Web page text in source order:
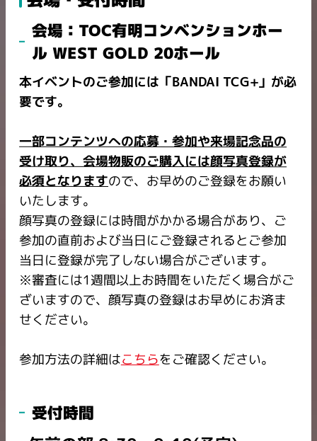
会場：TOC有明コンベンションホー
ル WEST GOLD 20ホール
本イベントのご参加には「BANDAI TCG+」が必
要です。
一部コンテンツへの応募・参加や来場記念品の
受け取り、会場物販のご購入には顔写真登録が
必須となりますので、お早めのご登録をお願い
いたします。
顔写真の登録には時間がかかる場合があり、ご
参加の直前および当日にご登録されるとご参加
当日に登録が完了しない場合がございます。
※審査には1週間以上お時間をいただく場合がご
ざいますので、顔写真の登録はお早めにお済ま
せください。
参加方法の詳細はこちらをご確認ください。
受付時間